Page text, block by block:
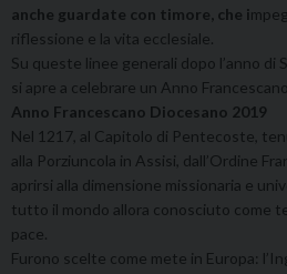
anche guardate con timore, che i
riflessione e la vita ecclesiale.
Su queste linee generali dopo l’anno di
si apre a celebrare un Anno Francescano.
Anno Francescano Diocesano 2019
Nel 1217, al Capitolo di Pentecoste,
alla Porziuncola in Assisi, dall’Ordine
aprirsi alla dimensione missionaria e
tutto il mondo allora conosciuto come
pace.
Furono scelte come mete in Europa: